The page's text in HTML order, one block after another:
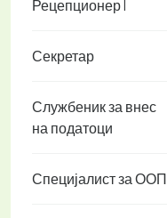
Рецепционер I
Секретар
Службеник за внес
на податоци
Специјалист за ООП